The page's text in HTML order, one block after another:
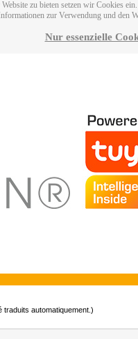
zu bieten setzen wir Cookies
zur Verwendung und den
Nur essenzielle
traduits automatiquement.)